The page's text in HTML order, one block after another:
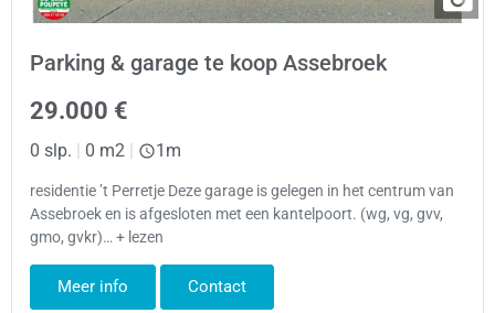
Parking & garage te koop Assebroek
29.000 €
0 slp. | 0 m2 | 1m
residentie ’t Perretje Deze garage is gelegen in het centrum van
Assebroek en is afgesloten met een kantelpoort. (wg, vg, gvv,
gmo, gvkr)… + lezen
Meer info Contact